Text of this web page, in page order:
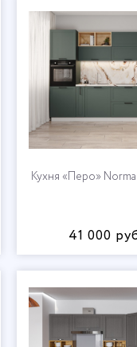
Кухня «Перо»
41 000